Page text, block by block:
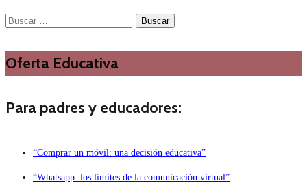
Buscar:
Oferta Educativa
Para padres y educadores:
“Comprar un móvil: una decisión educativa”
“Whatsapp: los límites de la comunicación virtual”